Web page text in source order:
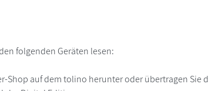
folgenden Geräten lesen:
Shop auf dem tolino herunter oder übertragen